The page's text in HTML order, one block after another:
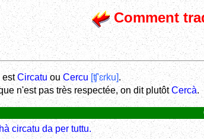
Comment
estCircatu ouCercu [ʧ'ɛrku].
n'est pas très respectée, on dit plutôtCercà.
circatu da per tuttu.